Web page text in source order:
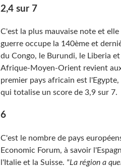
2,4 sur 7
C'est la plus mauvaise note et
guerre occupe la 140ème et
du Congo, le Burundi, le Liberia
Afrique-Moyen-Orient revient
premier pays africain est
qui totalise un score de 3,9 sur 7.
6
C'est le nombre de pays
Economic Forum, à savoir
l'Italie et la Suisse. "La région a